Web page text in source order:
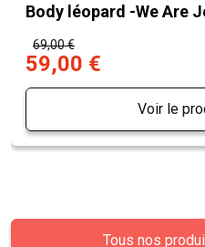
Body léopard -We Are
69,00 €
59,00 €
Voir le
Tous nos